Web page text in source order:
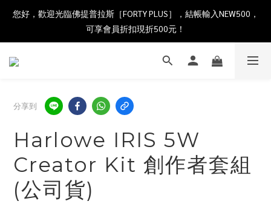
您好，歡迎光臨佛提普拉斯［FORTY PLUS］，結帳輸入NEW500，
可享會員折扣現折500元！
分享到
Harlowe IRIS 5W
Creator Kit 創作者套組
(公司貨)